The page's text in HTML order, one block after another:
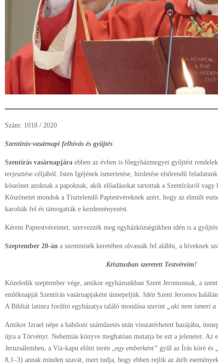
Szám: 1018 / 2020
Szentírás-vasárnapi felhívás és gyűjtés
Szentírás vasárnapjára ebben az évben is főegyházmegyei gyűjtést
terjesztése céljából. Isten Igéjének ismertetése, hirdetése elsőrendű
köszönet azoknak a papoknak, akik előadásokat tartottak a Szentírásról
Köszönetet mondok a Tisztelendő Paptestvéreknek azért, hogy az elmúlt
karolták fel és támogatták e kezdeményezést.
Kérem Paptestvéreimet, szervezzék meg egyházközségükben idén is a
Szeptember 20-án a szentmisék keretében olvassák fel alábbi, a híveknek
Krisztusban szeretett Testvéreim!
Közeledik szeptember vége, amikor egyházunkban Szent Jeromosnak, a
emléknapját Szentírás vasárnapjaként ünnepeljük. Idén Szent Jeromos
A Bibliát latinra fordító egyházatya találó mondása szerint „aki nem ismeri
Amikor Izrael népe a babiloni száműzetés után visszatérhetett hazájába,
újra a Törvényt. Nehemiás könyve meghatóan mutatja be ezt a jelenetet. Az
Jeruzsálemben, a Víz-kapu előtti terén „egy emberként” gyűl az Írás köré és
8,1–3) annak minden szavát, mert tudja, hogy ebben rejlik az átélt